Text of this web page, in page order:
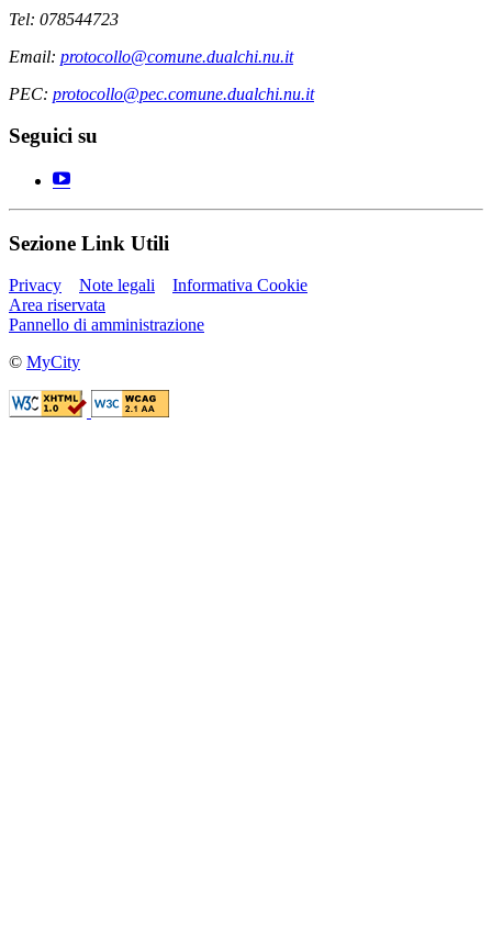
Tel: 078544723
Email: protocollo@comune.dualchi.nu.it
PEC: protocollo@pec.comune.dualchi.nu.it
Seguici su
Sezione Link Utili
Privacy Note legali
Informativa Cookie
Area riservata
Pannello di amministrazione
© MyCity